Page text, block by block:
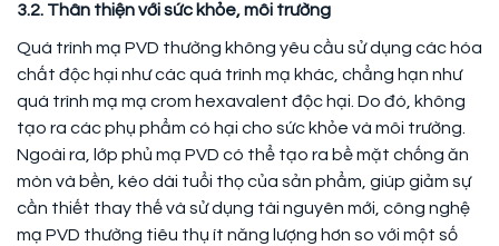
3.2. Thân thiện với sức khỏe, môi trường
Quá trình mạ PVD thường không yêu cầu sử dụng các hóa
chất độc hại như các quá trình mạ khác, chẳng hạn như
quá trình mạ mạ crom hexavalent độc hại. Do đó, không
tạo ra các phụ phẩm có hại cho sức khỏe và môi trường.
Ngoài ra, lớp phủ mạ PVD có thể tạo ra bề mặt chống ăn
mòn và bền, kéo dài tuổi thọ của sản phẩm, giúp giảm sự
cần thiết thay thế và sử dụng tài nguyên mới, công nghệ
mạ PVD thường tiêu thụ ít năng lượng hơn so với một số